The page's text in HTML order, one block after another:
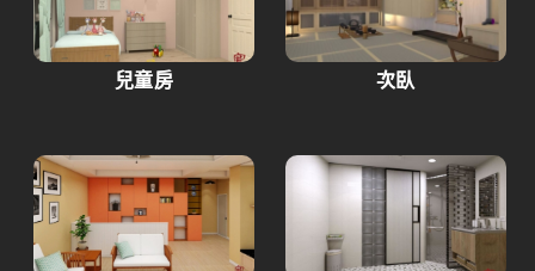
兒童房 次臥